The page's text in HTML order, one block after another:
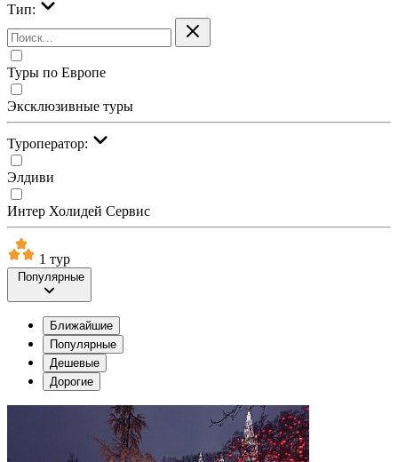
Тип:
Туры по Европе
Эксклюзивные туры
Туроператор:
Элдиви
Интер Холидей Сервис
1 тур
Популярные
Ближайшие
Популярные
Дешевые
Дорогие